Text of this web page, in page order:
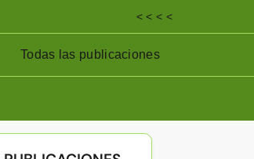
< < < <
Todas las publicaciones